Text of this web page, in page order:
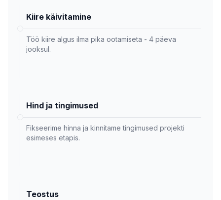
Kiire käivitamine
Töö kiire algus ilma pika ootamiseta - 4 päeva
jooksul.
Hind ja tingimused
Fikseerime hinna ja kinnitame tingimused projekti
esimeses etapis.
Teostus